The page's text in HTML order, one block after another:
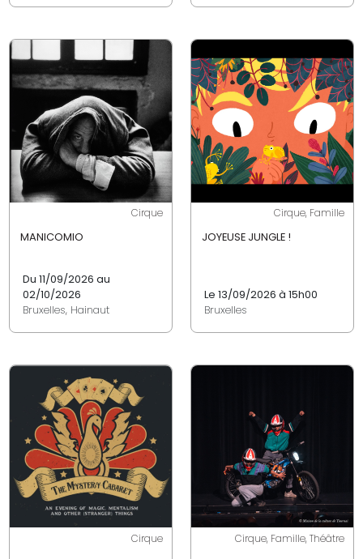
Cirque
MANICOMIO
Du 11/09/2026 au
02/10/2026
Bruxelles, Hainaut
Cirque, Famille
JOYEUSE JUNGLE !
Le 13/09/2026 à 15h00
Bruxelles
Cirque Cirque, Famille, Théâtre